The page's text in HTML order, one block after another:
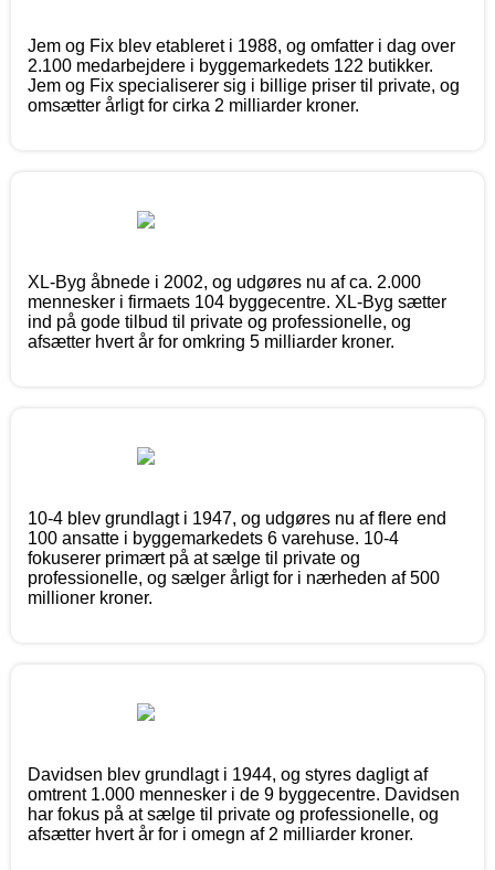
Jem og Fix blev etableret i 1988, og omfatter i dag over
2.100 medarbejdere i byggemarkedets 122 butikker.
Jem og Fix specialiserer sig i billige priser til private, og
omsætter årligt for cirka 2 milliarder kroner.
XL-Byg åbnede i 2002, og udgøres nu af ca. 2.000
mennesker i firmaets 104 byggecentre. XL-Byg sætter
ind på gode tilbud til private og professionelle, og
afsætter hvert år for omkring 5 milliarder kroner.
10-4 blev grundlagt i 1947, og udgøres nu af flere end
100 ansatte i byggemarkedets 6 varehuse. 10-4
fokuserer primært på at sælge til private og
professionelle, og sælger årligt for i nærheden af 500
millioner kroner.
Davidsen blev grundlagt i 1944, og styres dagligt af
omtrent 1.000 mennesker i de 9 byggecentre. Davidsen
har fokus på at sælge til private og professionelle, og
afsætter hvert år for i omegn af 2 milliarder kroner.